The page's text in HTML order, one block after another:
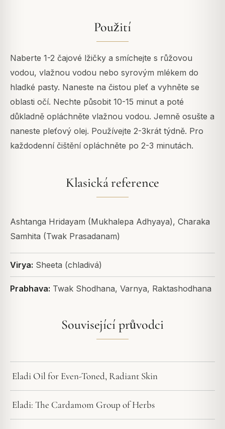
Použití
Naberte 1-2 čajové lžičky a smíchejte s růžovou
vodou, vlažnou vodou nebo syrovým mlékem do
hladké pasty. Naneste na čistou pleť a vyhněte se
oblasti očí. Nechte působit 10-15 minut a poté
důkladně opláchněte vlažnou vodou. Jemně osušte a
naneste pleťový olej. Používejte 2-3krát týdně. Pro
každodenní čištění opláchněte po 2-3 minutách.
Klasická reference
Ashtanga Hridayam (Mukhalepa Adhyaya), Charaka
Samhita (Twak Prasadanam)
Virya: Sheeta (chladivá)
Prabhava: Twak Shodhana, Varnya, Raktashodhana
Související průvodci
Eladi Oil for Even-Toned, Radiant Skin
Eladi: The Cardamom Group of Herbs